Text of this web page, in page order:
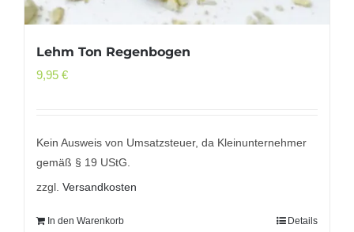
Lehm Ton Regenbogen
9,95 €
Kein Ausweis von Umsatzsteuer, da Kleinunternehmer
gemäß § 19 UStG.
zzgl. Versandkosten
In den Warenkorb Details